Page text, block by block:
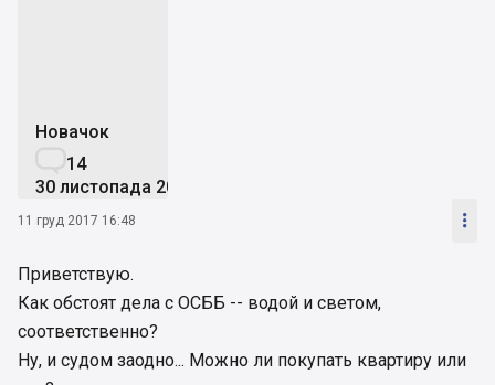
Новачок
14
30 листопада 2007
11 груд 2017 16:48 
Приветствую.
Как обстоят дела с ОСББ -- водой и светом,
соответственно?
Ну, и судом заодно... Можно ли покупать квартиру или